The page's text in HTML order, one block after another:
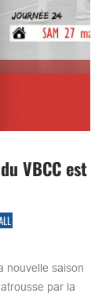
VBCC est
nouvelle saison
par la